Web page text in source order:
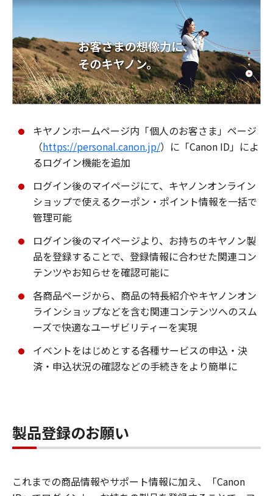
キヤノンホームページ内「個人のお客さま」ページ
（https://personal.canon.jp/）に「Canon ID」によ
るログイン機能を追加
ログイン後のマイページにて、キヤノンオンライン
ショップで使えるクーポン・ポイント情報を一括で
管理可能
ログイン後のマイページより、お持ちのキヤノン製
品を登録することで、登録情報に合わせた関連コン
テンツやお知らせを確認可能に
各商品ページから、商品の特長紹介やキヤノンオン
ラインショップなどを含む関連コンテンツへのスム
ーズで快適なユーザビリティーを実現
イベントをはじめとする各種サービスの申込・決
済・申込状況の確認などの手続きをより簡単に
製品登録のお願い
これまでの商品情報やサポート情報に加え、「Canon